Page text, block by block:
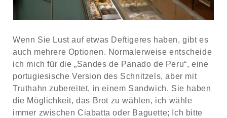
Wenn Sie Lust auf etwas Deftigeres haben, gibt es
auch mehrere Optionen. Normalerweise entscheide
ich mich für die „Sandes de Panado de Peru“, eine
portugiesische Version des Schnitzels, aber mit
Truthahn zubereitet, in einem Sandwich. Sie haben
die Möglichkeit, das Brot zu wählen, ich wähle
immer zwischen Ciabatta oder Baguette; Ich bitte